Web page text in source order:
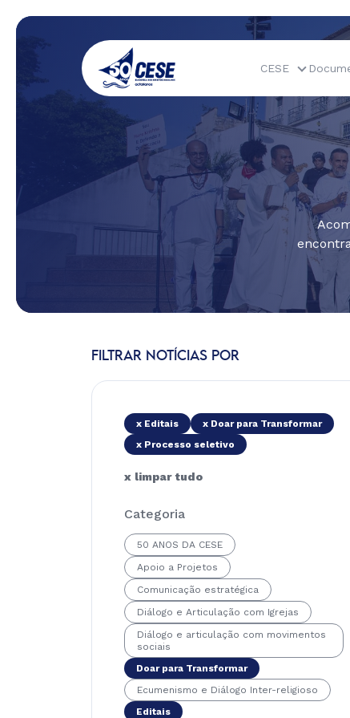
CESE
FILTRAR NOTÍCIAS POR
x Editais
x Doar para Transformar
x Processo seletivo
x limpar tudo
Categoria
50 ANOS DA CESE
Apoio a Projetos
Comunicação estratégica
Diálogo e Articulação com Igrejas
Diálogo e articulação com movimentos
sociais
Doar para Transformar
Ecumenismo e Diálogo Inter-religioso
Editais